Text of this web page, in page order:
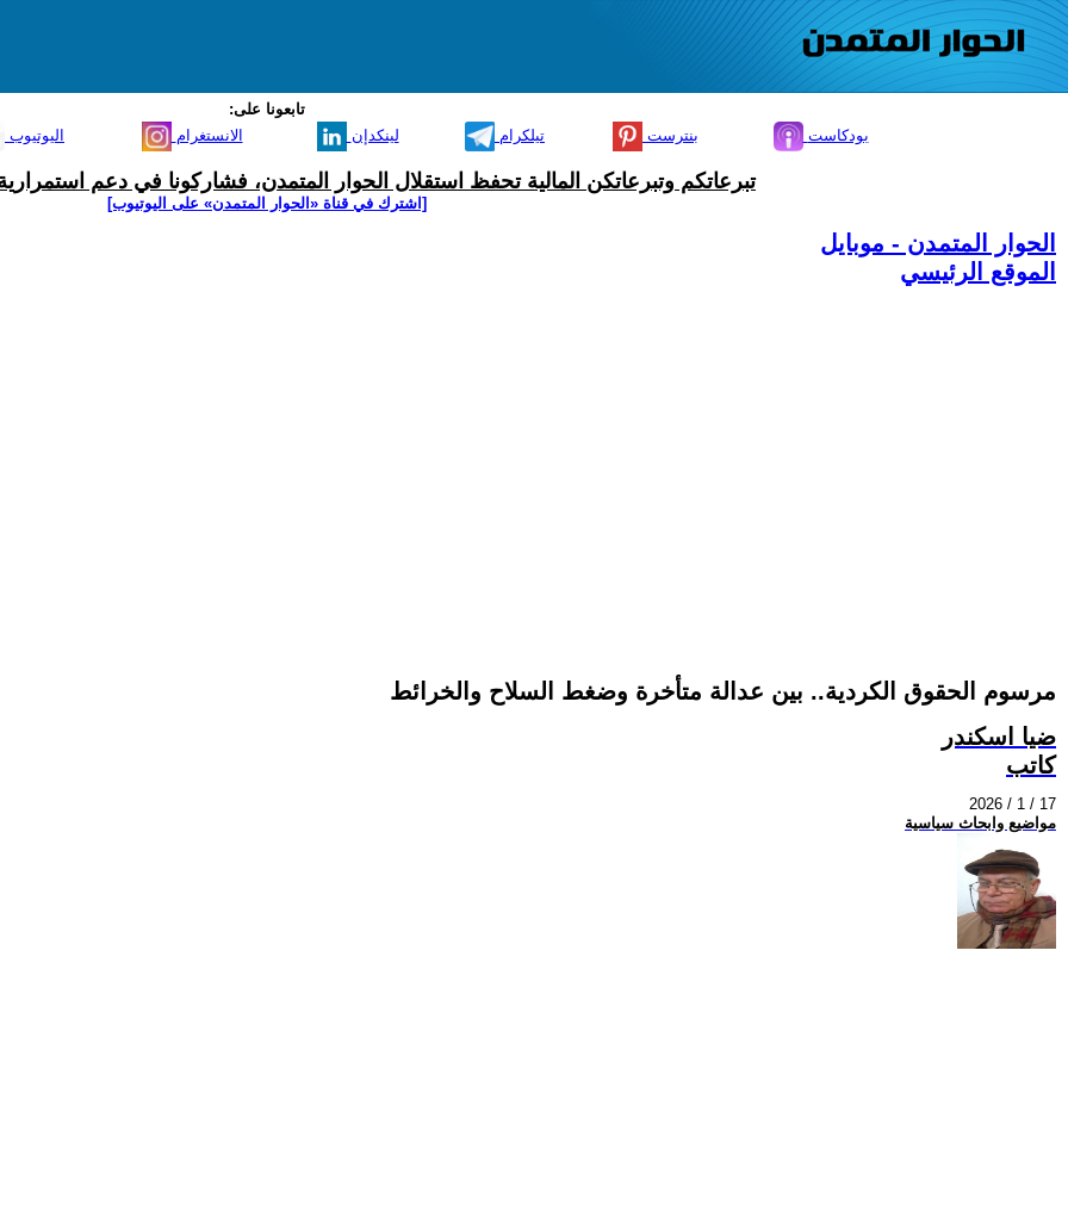
تابعونا على:
اليوتيوب
الانستغرام لينكدإن تيلكرام بنترست بودكاست
تبرعاتكم وتبرعاتكن المالية تحفظ استقلال الحوار المتمدن، فشاركونا في دعم
[اشترك في قناة ‫«الحوار المتمدن» على اليوتيوب]
الحوار المتمدن - موبايل
الموقع الرئيسي
مرسوم الحقوق الكردية.. بين عدالة متأخرة وضغط السلاح والخرائط
ضيا اسكندر
كاتب
2026 / 1 / 17
مواضيع وابحاث سياسية